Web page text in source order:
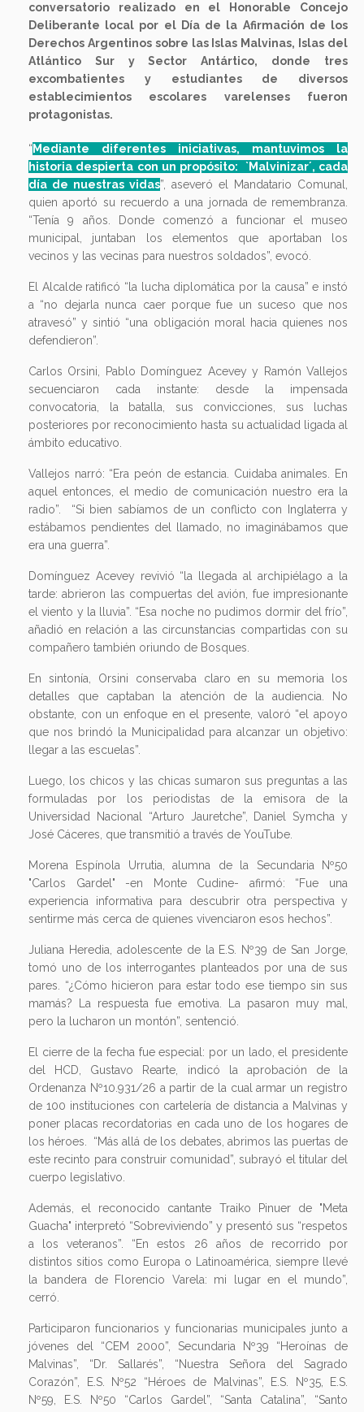
conversatorio realizado en el Honorable Concejo
Deliberante local por el Día de la Afirmación de los
Derechos Argentinos sobre las Islas Malvinas, Islas del
Atlántico Sur y Sector Antártico, donde tres
excombatientes y estudiantes de diversos
establecimientos escolares varelenses fueron
protagonistas.
“ Mediante diferentes iniciativas, mantuvimos la
historia despierta con un propósito: `Malvinizar´, cada
día de nuestras vidas”, aseveró el Mandatario Comunal,
quien aportó su recuerdo a una jornada de remembranza.
“Tenía 9 años. Donde comenzó a funcionar el museo
municipal, juntaban los elementos que aportaban los
vecinos y las vecinas para nuestros soldados”, evocó.
El Alcalde ratificó “la lucha diplomática por la causa” e instó
a “no dejarla nunca caer porque fue un suceso que nos
atravesó” y sintió “una obligación moral hacia quienes nos
defendieron”.
Carlos Orsini, Pablo Domínguez Acevey y Ramón Vallejos
secuenciaron cada instante: desde la impensada
convocatoria, la batalla, sus convicciones, sus luchas
posteriores por reconocimiento hasta su actualidad ligada al
ámbito educativo.
Vallejos narró: “Era peón de estancia. Cuidaba animales. En
aquel entonces, el medio de comunicación nuestro era la
radio”. “Si bien sabíamos de un conflicto con Inglaterra y
estábamos pendientes del llamado, no imaginábamos que
era una guerra”.
Domínguez Acevey revivió “la llegada al archipiélago a la
tarde: abrieron las compuertas del avión, fue impresionante
el viento y la lluvia”. “Esa noche no pudimos dormir del frío”,
añadió en relación a las circunstancias compartidas con su
compañero también oriundo de Bosques.
En sintonía, Orsini conservaba claro en su memoria los
detalles que captaban la atención de la audiencia. No
obstante, con un enfoque en el presente, valoró “el apoyo
que nos brindó la Municipalidad para alcanzar un objetivo:
llegar a las escuelas”.
Luego, los chicos y las chicas sumaron sus preguntas a las
formuladas por los periodistas de la emisora de la
Universidad Nacional “Arturo Jauretche”, Daniel Symcha y
José Cáceres, que transmitió a través de YouTube.
Morena Espínola Urrutia, alumna de la Secundaria Nº50
"Carlos Gardel" -en Monte Cudine- afirmó: “Fue una
experiencia informativa para descubrir otra perspectiva y
sentirme más cerca de quienes vivenciaron esos hechos”.
Juliana Heredia, adolescente de la E.S. Nº39 de San Jorge,
tomó uno de los interrogantes planteados por una de sus
pares. “¿Cómo hicieron para estar todo ese tiempo sin sus
mamás? La respuesta fue emotiva. La pasaron muy mal,
pero la lucharon un montón”, sentenció.
El cierre de la fecha fue especial: por un lado, el presidente
del HCD, Gustavo Rearte, indicó la aprobación de la
Ordenanza Nº10.931/26 a partir de la cual armar un registro
de 100 instituciones con cartelería de distancia a Malvinas y
poner placas recordatorias en cada uno de los hogares de
los héroes. “Más allá de los debates, abrimos las puertas de
este recinto para construir comunidad”, subrayó el titular del
cuerpo legislativo.
Además, el reconocido cantante Traiko Pinuer de "Meta
Guacha" interpretó “Sobreviviendo” y presentó sus “respetos
a los veteranos”. “En estos 26 años de recorrido por
distintos sitios como Europa o Latinoamérica, siempre llevé
la bandera de Florencio Varela: mi lugar en el mundo”,
cerró.
Participaron funcionarios y funcionarias municipales junto a
jóvenes del “CEM 2000”, Secundaria Nº39 “Heroínas de
Malvinas”, “Dr. Sallarés”, “Nuestra Señora del Sagrado
Corazón”, E.S. Nº52 “Héroes de Malvinas”, E.S. Nº35, E.S.
Nº59, E.S. Nº50 “Carlos Gardel”, “Santa Catalina”, “Santo